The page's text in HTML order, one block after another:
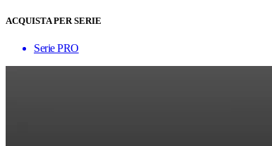
ACQUISTA PER SERIE
Serie PRO